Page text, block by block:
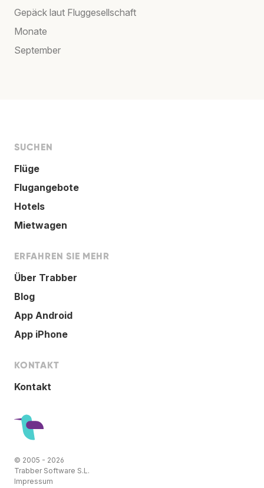
Gepäck laut Fluggesellschaft
Monate
September
SUCHEN
Flüge
Flugangebote
Hotels
Mietwagen
ERFAHREN SIE MEHR
Über Trabber
Blog
App Android
App iPhone
KONTAKT
Kontakt
© 2005 - 2026
Trabber Software S.L.
Impressum